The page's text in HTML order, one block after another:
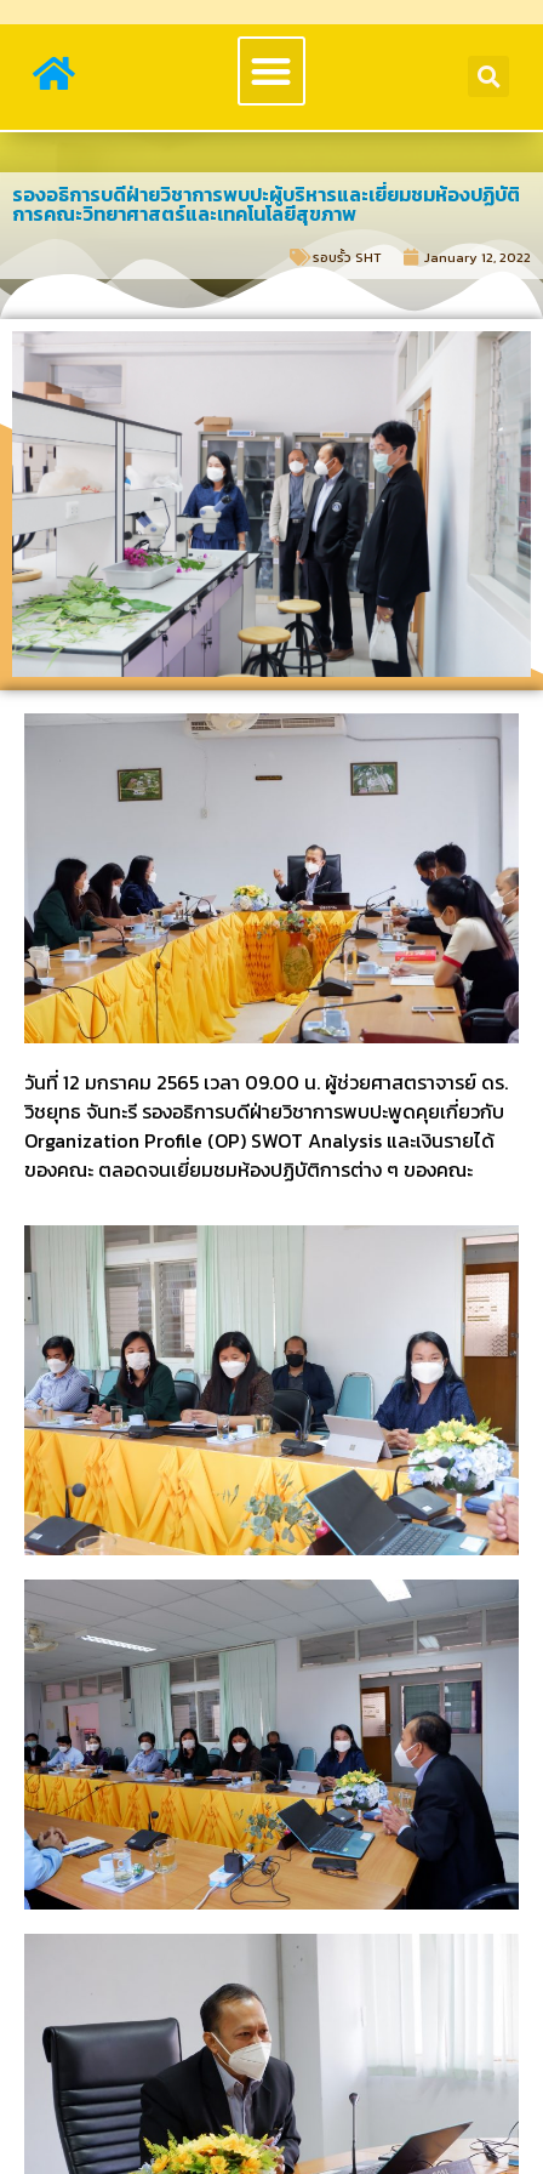
รองอธิการบดีฝ่ายวิชาการพบปะผู้บริหารและเยี่ยมชมห้องปฏิบัติ
การคณะวิทยาศาสตร์และเทคโนโลยีสุขภาพ
รอบรั้ว SHT​ January 12, 2022
วันที่ 12 มกราคม 2565 เวลา 09.00 น. ผู้ช่วยศาสตราจารย์ ดร.
วิชยุทธ จันทะรี รองอธิการบดีฝ่ายวิชาการพบปะพูดคุยเกี่ยวกับ
Organization Profile (OP) SWOT Analysis และเงินรายได้
ของคณะ ตลอดจนเยี่ยมชมห้องปฏิบัติการต่าง ๆ ของคณะ